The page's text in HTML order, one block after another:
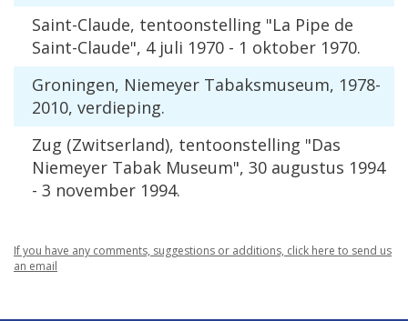
Saint-Claude, tentoonstelling "La Pipe de
Saint-Claude", 4 juli 1970 - 1 oktober 1970.
Groningen, Niemeyer Tabaksmuseum, 1978-
2010, verdieping.
Zug (Zwitserland), tentoonstelling "Das
Niemeyer Tabak Museum", 30 augustus 1994
- 3 november 1994.
If you have any comments, suggestions or additions, click here to send us
an email